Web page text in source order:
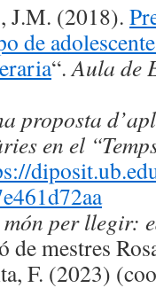
J.M. (2018).
de
“.Aula de
proposta
en el
món per llegir:
de mestres
F. (2023)